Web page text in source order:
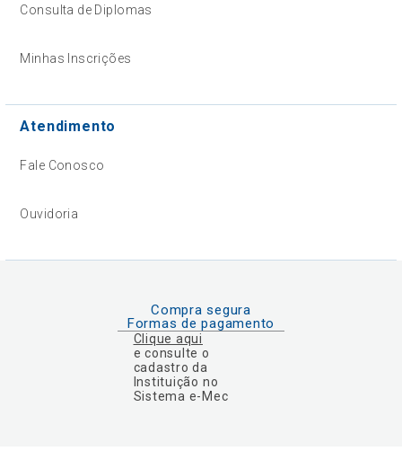
Consulta de Diplomas
Minhas Inscrições
Atendimento
Fale Conosco
Ouvidoria
Compra segura
Formas de pagamento
Clique aqui
e consulte o
cadastro da
Instituição no
Sistema e-Mec